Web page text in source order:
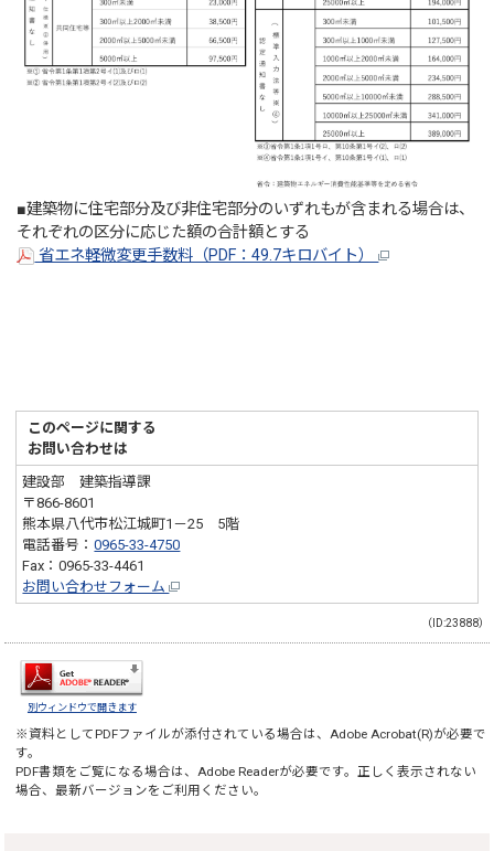
■建築物に住宅部分及び非住宅部分のいずれもが含まれる場合は、
それぞれの区分に応じた額の合計額とする
省エネ軽微変更手数料（PDF：49.7キロバイト）
このページに関する
お問い合わせは
建設部 建築指導課
〒866-8601
熊本県八代市松江城町1－25 5階
電話番号：0965-33-4750
Fax：0965-33-4461
お問い合わせフォーム
（ID:23888）
別ウィンドウで開きます
※資料としてPDFファイルが添付されている場合は、Adobe Acrobat(R)が必要で
す。
PDF書類をご覧になる場合は、Adobe Readerが必要です。正しく表示されない
場合、最新バージョンをご利用ください。